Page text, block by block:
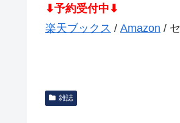
⬇予約受付中⬇
楽天ブックス / Amazon /
雑誌